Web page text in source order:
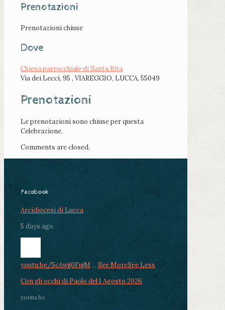
Prenotazioni
Prenotazioni chiuse
Dove
Chiesa parrocchiale di Santa Rita
Via dei Lecci, 95 , VIAREGGIO, LUCCA, 55049
Prenotazioni
Le prenotazioni sono chiuse per questa
Celebrazione.
Comments are closed.
Facebook
Arcidiocesi di Lucca
5 days ago
youtu.be/5cAwjj0FujM ... See MoreSee Less
Con gli occhi di Paolo del 1 Agosto 2026
youtu.be